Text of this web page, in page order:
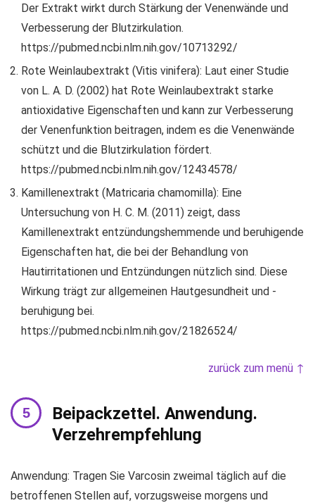
Der Extrakt wirkt durch Stärkung der Venenwände und
Verbesserung der Blutzirkulation.
https://pubmed.ncbi.nlm.nih.gov/10713292/
Rote Weinlaubextrakt (Vitis vinifera): Laut einer Studie
von L. A. D. (2002) hat Rote Weinlaubextrakt starke
antioxidative Eigenschaften und kann zur Verbesserung
der Venenfunktion beitragen, indem es die Venenwände
schützt und die Blutzirkulation fördert.
https://pubmed.ncbi.nlm.nih.gov/12434578/
Kamillenextrakt (Matricaria chamomilla): Eine
Untersuchung von H. C. M. (2011) zeigt, dass
Kamillenextrakt entzündungshemmende und beruhigende
Eigenschaften hat, die bei der Behandlung von
Hautirritationen und Entzündungen nützlich sind. Diese
Wirkung trägt zur allgemeinen Hautgesundheit und -
beruhigung bei.
https://pubmed.ncbi.nlm.nih.gov/21826524/
zurück zum menü ↑
Beipackzettel. Anwendung.
Verzehrempfehlung
Anwendung: Tragen Sie Varcosin zweimal täglich auf die
betroffenen Stellen auf, vorzugsweise morgens und